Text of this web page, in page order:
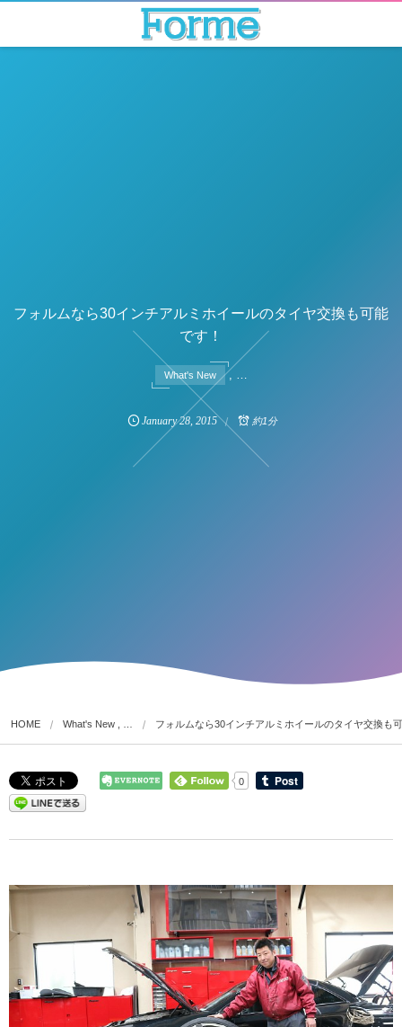
フォルムなら30インチアルミホイールのタイヤ交換も可能
です！
What's New , …
January 28,2015 約1分
HOME What's New , … フォルムなら30インチアルミホイールのタイヤ交換も
0